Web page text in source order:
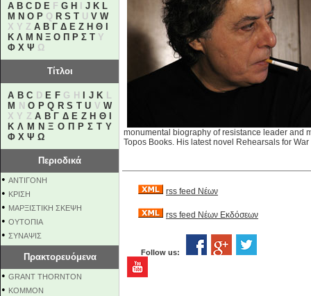
A B C D E F G H J K L
M N O P Q R S T U V W
X Y Z Α Β Γ Δ Ε Ζ Η Θ
Κ Λ Μ Ν Ξ Ο Π Ρ Σ Τ Υ
Φ Χ Ψ Ω
Τίτλοι
A B C D E FG H J K L
M
N O P Q R S T U V W
X Y ZΑ Β Γ Δ Ε Ζ Η Θ
Κ Λ Μ Ν Ξ Ο Π Ρ Σ Τ Υ
Φ Χ Ψ Ω
Περιοδικά
• ΑΝΤΙΓΟΝΗ
• ΚΡΙΣΗ
• ΜΑΡΞΙΣΤΙΚΗ ΣΚΕΨΗ
• ΟΥΤΟΠΙΑ
• ΣΥΝΑΨΙΣ
Πρακτορευόμενα
• GRANT THORNTON
• KOMMON
monumental biography of resistance leader and
Topos Books. His latest novel Rehearsals for
rss feed Νέων
rss feed Νέων Εκδόσεων
Follow us: